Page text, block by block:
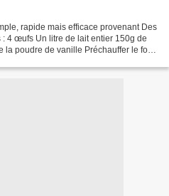
rapide mais efficace provenant Des
4 œufs Un litre de lait entier 150g de
poudre de vanille Préchauffer le four